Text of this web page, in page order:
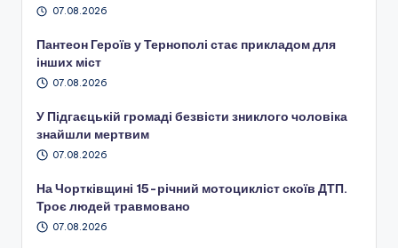
07.08.2026
Пантеон Героїв у Тернополі стає прикладом для
інших міст
07.08.2026
У Підгаєцькій громаді безвісти зниклого чоловіка
знайшли мертвим
07.08.2026
На Чортківщині 15-річний мотоцикліст скоїв ДТП.
Троє людей травмовано
07.08.2026